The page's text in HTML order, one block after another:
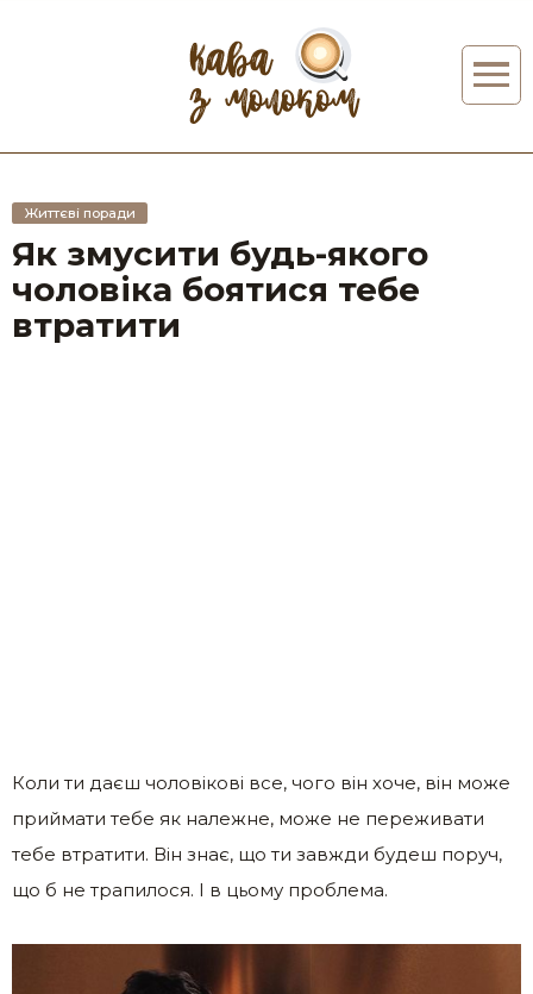
Життєві поради
Як змусити будь-якого
чоловіка боятися тебе
втратити
Коли ти даєш чоловікові все, чого він хоче, він може
приймати тебе як належне, може не переживати
тебе втратити. Він знає, що ти завжди будеш поруч,
що б не трапилося. І в цьому проблема.